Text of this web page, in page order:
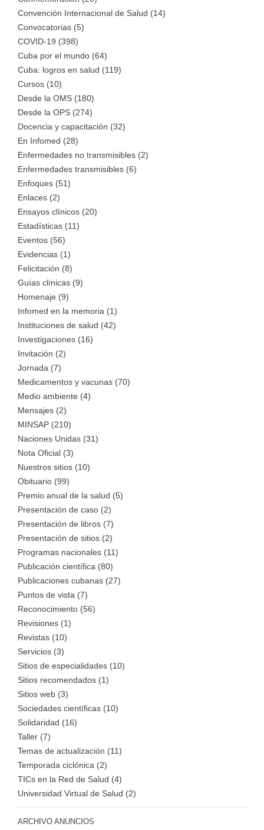
Convención Internacional de Salud (14)
Convocatorias (5)
COVID-19 (398)
Cuba por el mundo (64)
Cuba: logros en salud (119)
Cursos (10)
Desde la OMS (180)
Desde la OPS (274)
Docencia y capacitación (32)
En Infomed (28)
Enfermedades no transmisibles (2)
Enfermedades transmisibles (6)
Enfoques (51)
Enlaces (2)
Ensayos clínicos (20)
Estadísticas (11)
Eventos (56)
Evidencias (1)
Felicitación (8)
Guías clínicas (9)
Homenaje (9)
Infomed en la memoria (1)
Instituciones de salud (42)
Investigaciones (16)
Invitación (2)
Jornada (7)
Medicamentos y vacunas (70)
Medio ambiente (4)
Mensajes (2)
MINSAP (210)
Naciones Unidas (31)
Nota Oficial (3)
Nuestros sitios (10)
Obituario (99)
Premio anual de la salud (5)
Presentación de caso (2)
Presentación de libros (7)
Presentación de sitios (2)
Programas nacionales (11)
Publicación científica (80)
Publicaciones cubanas (27)
Puntos de vista (7)
Reconocimiento (56)
Revisiones (1)
Revistas (10)
Servicios (3)
Sitios de especialidades (10)
Sitios recomendados (1)
Sitios web (3)
Sociedades científicas (10)
Solidaridad (16)
Taller (7)
Temas de actualización (11)
Temporada ciclónica (2)
TICs en la Red de Salud (4)
Universidad Virtual de Salud (2)
ARCHIVO ANUNCIOS